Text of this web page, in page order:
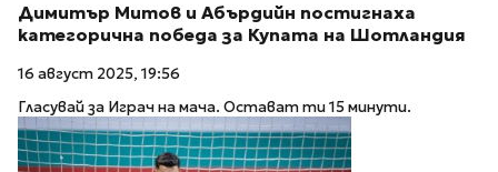
Димитър Митов и Абърдийн постигнаха
категорична победа за Купата на Шотландия
16 август 2025, 19:56
Гласувай за Играч на мача. Остават ти 15 минути.